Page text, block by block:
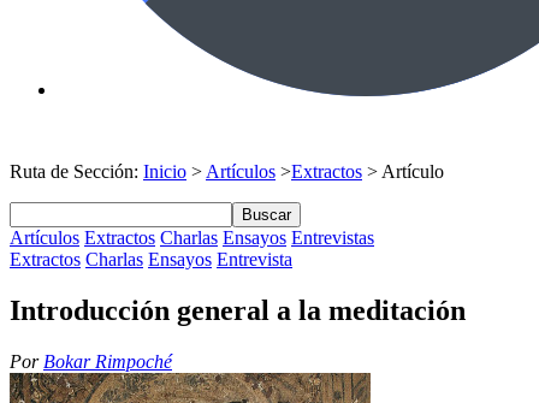
Ruta de Sección: Inicio > Artículos >Extractos > Artículo
Buscar
Artículos Extractos Charlas Ensayos Entrevistas
Extractos Charlas Ensayos Entrevista
Introducción general a la meditación
Por Bokar Rimpoché